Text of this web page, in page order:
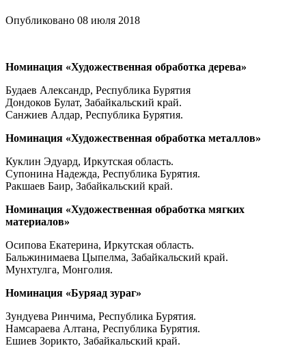
Опубликовано 08 июля 2018
Номинация «Художественная обработка дерева»
Будаев Александр, Республика Бурятия
Дондоков Булат, Забайкальский край.
Санжиев Алдар, Республика Бурятия.
Номинация «Художественная обработка металлов»
Куклин Эдуард, Иркутская область.
Супонина Надежда, Республика Бурятия.
Ракшаев Баир, Забайкальский край.
Номинация «Художественная обработка мягких
материалов»
Осипова Екатерина, Иркутская область.
Бальжинимаева Цыпелма, Забайкальский край.
Мунхтулга, Монголия.
Номинация «Буряад зураг»
Зундуева Ринчима, Республика Бурятия.
Намсараева Алтана, Республика Бурятия.
Ешиев Зорикто, Забайкальский край.